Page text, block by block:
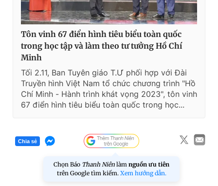
Tôn vinh 67 điển hình tiêu biểu toàn quốc
trong học tập và làm theo tư tưởng Hồ Chí
Minh
Tối 2.11, Ban Tuyên giáo T.Ư phối hợp với Đài
Truyền hình Việt Nam tổ chức chương trình "Hồ
Chí Minh - Hành trình khát vọng 2023", tôn vinh
67 điển hình tiêu biểu toàn quốc trong học...
Chia sẻ
Chọn Báo Thanh Niên làm nguồn ưu tiên
trên Google tìm kiếm. Xem hướng dẫn.